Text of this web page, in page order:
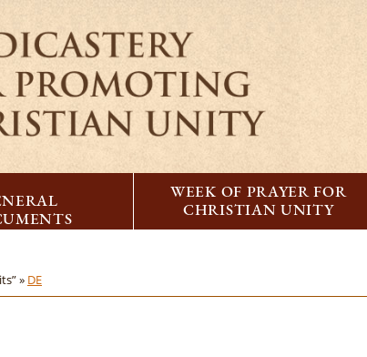
WEEK OF PRAYER FOR
CHRISTIAN UNITY
» DE